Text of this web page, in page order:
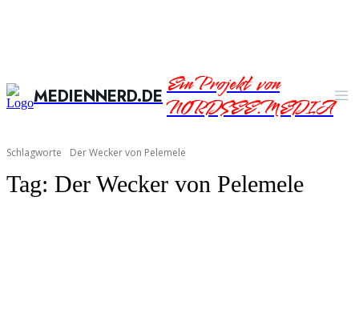
MEDIENNERD.DEEin Projekt von
NORDSEE.MEDIA
Schlagworte Der Wecker von Pelemele
Tag: Der Wecker von Pelemele